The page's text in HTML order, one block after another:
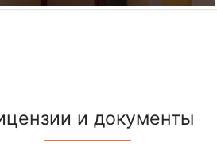
и документы